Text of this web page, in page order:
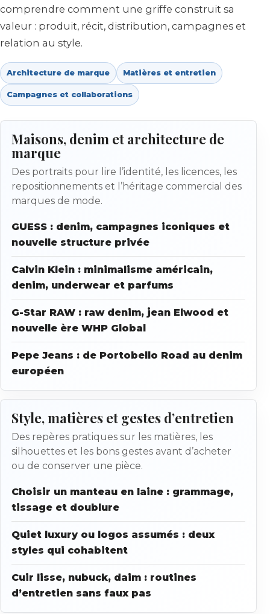
comprendre comment une griffe construit sa
valeur : produit, récit, distribution, campagnes et
relation au style.
Architecture de marque Matières et entretien
Campagnes et collaborations
Maisons, denim et architecture de
marque
Des portraits pour lire l’identité, les licences, les
repositionnements et l’héritage commercial des
marques de mode.
GUESS : denim, campagnes iconiques et
nouvelle structure privée
Calvin Klein : minimalisme américain,
denim, underwear et parfums
G-Star RAW : raw denim, jean Elwood et
nouvelle ère WHP Global
Pepe Jeans : de Portobello Road au denim
européen
Style, matières et gestes d’entretien
Des repères pratiques sur les matières, les
silhouettes et les bons gestes avant d’acheter
ou de conserver une pièce.
Choisir un manteau en laine : grammage,
tissage et doublure
Quiet luxury ou logos assumés : deux
styles qui cohabitent
Cuir lisse, nubuck, daim : routines
d’entretien sans faux pas